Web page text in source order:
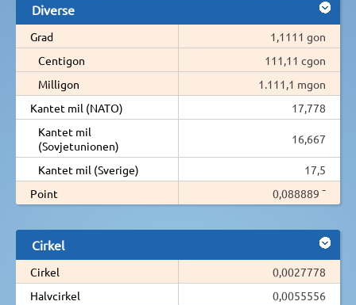
Diverse
Grad
1,1111 gon
Centigon
111,11 cgon
Milligon
1.111,1 mgon
Kantet mil (NATO)
17,778
Kantet mil
(Sovjetunionen)
16,667
Kantet mil (Sverige)
17,5
Point
0,088889 ¯
Cirkel
Cirkel
0,0027778
Halvcirkel
0,0055556